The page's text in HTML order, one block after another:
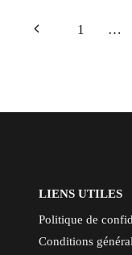
Navigation
Page
1 …
LIENS UTILES
Politique de
Conditions